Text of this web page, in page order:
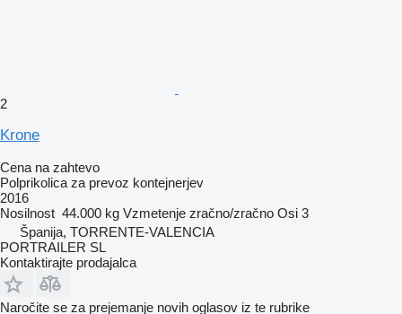
2
Krone
Cena na zahtevo
Polprikolica za prevoz kontejnerjev
2016
Nosilnost 44.000 kg Vzmetenje zračno/zračno Osi 3
Španija, TORRENTE-VALENCIA
PORTRAILER SL
Kontaktirajte prodajalca
Naročite se za prejemanje novih oglasov iz te rubrike